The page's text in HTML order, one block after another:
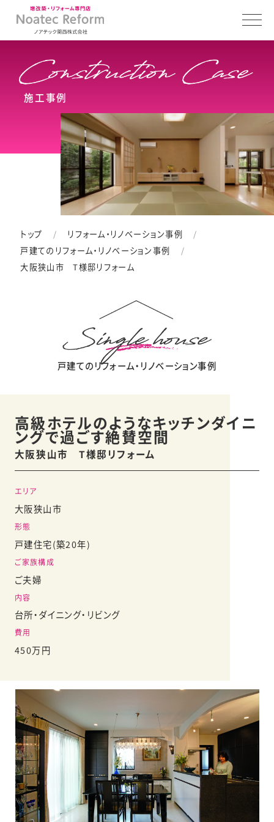
施工事例
トップ
リフォーム・リノベーション事例
戸建てのリフォーム・リノベーション事例
大阪狭山市 T様邸リフォーム
戸建てのリフォーム・リノベーション事例
高級ホテルのようなキッチンダイニ
ングで過ごす絶賛空間
大阪狭山市 T様邸リフォーム
エリア
大阪狭山市
形態
戸建住宅(築20年)
ご家族構成
ご夫婦
内容
台所・ダイニング・リビング
費用
450万円